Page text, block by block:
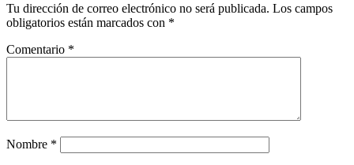
Tu dirección de correo electrónico no será publicada. Los campos
obligatorios están marcados con *
Comentario *
Nombre *